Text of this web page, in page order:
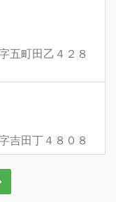
五町田乙４２８
吉田丁４８０８